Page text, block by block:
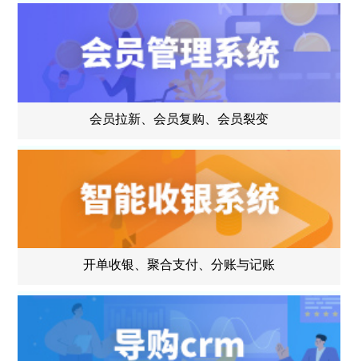
会员拉新、会员复购、会员裂变
开单收银、聚合支付、分账与记账